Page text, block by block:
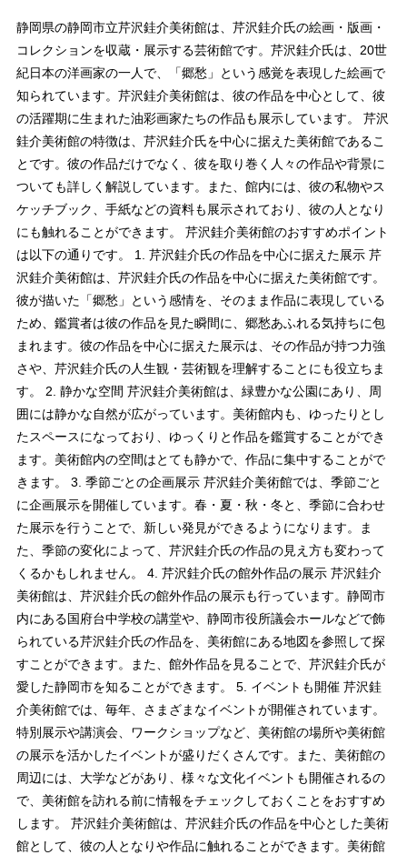
静岡県の静岡市立芹沢銈介美術館は、芹沢銈介氏の絵画・版画・
コレクションを収蔵・展示する芸術館です。芹沢銈介氏は、20世
紀日本の洋画家の一人で、「郷愁」という感覚を表現した絵画で
知られています。芹沢銈介美術館は、彼の作品を中心として、彼
の活躍期に生まれた油彩画家たちの作品も展示しています。 芹沢
銈介美術館の特徴は、芹沢銈介氏を中心に据えた美術館であるこ
とです。彼の作品だけでなく、彼を取り巻く人々の作品や背景に
ついても詳しく解説しています。また、館内には、彼の私物やス
ケッチブック、手紙などの資料も展示されており、彼の人となり
にも触れることができます。 芹沢銈介美術館のおすすめポイント
は以下の通りです。 1. 芹沢銈介氏の作品を中心に据えた展示 芹
沢銈介美術館は、芹沢銈介氏の作品を中心に据えた美術館です。
彼が描いた「郷愁」という感情を、そのまま作品に表現している
ため、鑑賞者は彼の作品を見た瞬間に、郷愁あふれる気持ちに包
まれます。彼の作品を中心に据えた展示は、その作品が持つ力強
さや、芹沢銈介氏の人生観・芸術観を理解することにも役立ちま
す。 2. 静かな空間 芹沢銈介美術館は、緑豊かな公園にあり、周
囲には静かな自然が広がっています。美術館内も、ゆったりとし
たスペースになっており、ゆっくりと作品を鑑賞することができ
ます。美術館内の空間はとても静かで、作品に集中することがで
きます。 3. 季節ごとの企画展示 芹沢銈介美術館では、季節ごと
に企画展示を開催しています。春・夏・秋・冬と、季節に合わせ
た展示を行うことで、新しい発見ができるようになります。ま
た、季節の変化によって、芹沢銈介氏の作品の見え方も変わって
くるかもしれません。 4. 芹沢銈介氏の館外作品の展示 芹沢銈介
美術館は、芹沢銈介氏の館外作品の展示も行っています。静岡市
内にある国府台中学校の講堂や、静岡市役所議会ホールなどで飾
られている芹沢銈介氏の作品を、美術館にある地図を参照して探
すことができます。また、館外作品を見ることで、芹沢銈介氏が
愛した静岡市を知ることができます。 5. イベントも開催 芹沢銈
介美術館では、毎年、さまざまなイベントが開催されています。
特別展示や講演会、ワークショップなど、美術館の場所や美術館
の展示を活かしたイベントが盛りだくさんです。また、美術館の
周辺には、大学などがあり、様々な文化イベントも開催されるの
で、美術館を訪れる前に情報をチェックしておくことをおすすめ
します。 芹沢銈介美術館は、芹沢銈介氏の作品を中心とした美術
館として、彼の人となりや作品に触れることができます。美術館